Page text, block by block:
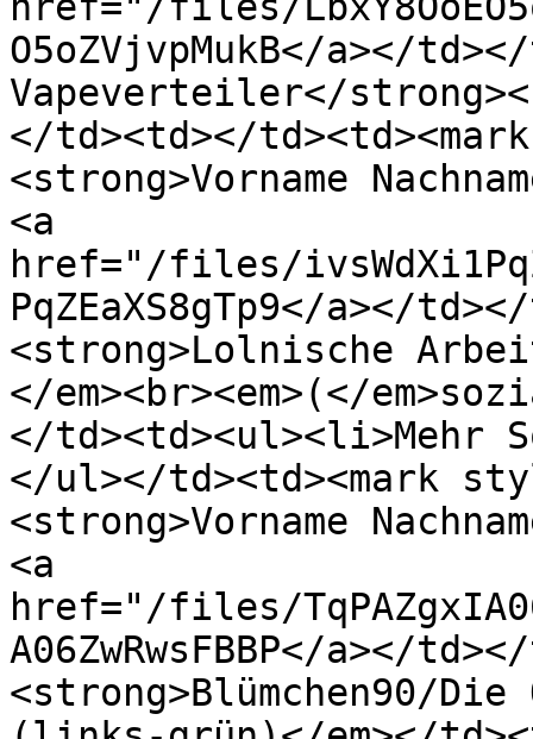
O5oZVjvpMukB</a></
Vapeverteiler</
</td><td></
<strong>Vorname
<a
href="/files/
PqZEaXS8gTp9</a></
<strong>Lolnische
</em><br><em>(</
</td><td><ul><li>Mehr
</ul></td><td><mark
<strong>Vorname
<a
href="/files/
A06ZwRwsFBBP</a></
<strong>Blümchen90/Die